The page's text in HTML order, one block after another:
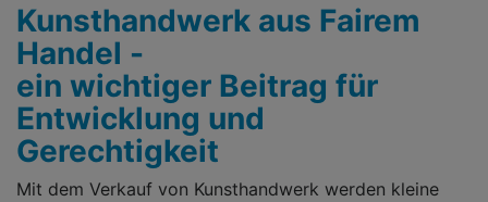
Kunsthandwerk aus Fairem
Handel -
ein wichtiger Beitrag für
Entwicklung und
Gerechtigkeit
Mit dem Verkauf von Kunsthandwerk werden kleine